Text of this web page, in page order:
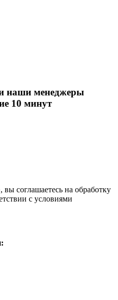
и наши менеджеры
10 минут
соглашаетесь на обработку
с условиями